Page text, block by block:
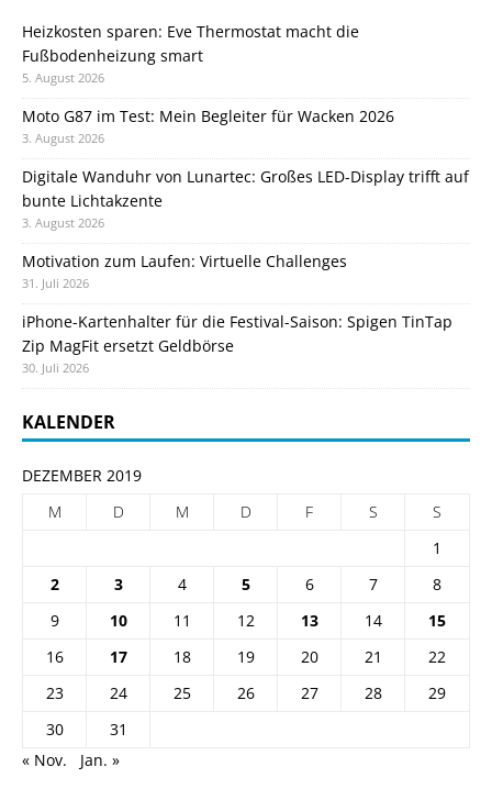
Heizkosten sparen: Eve Thermostat macht die
Fußbodenheizung smart
5. August 2026
Moto G87 im Test: Mein Begleiter für Wacken 2026
3. August 2026
Digitale Wanduhr von Lunartec: Großes LED-Display trifft auf
bunte Lichtakzente
3. August 2026
Motivation zum Laufen: Virtuelle Challenges
31. Juli 2026
iPhone-Kartenhalter für die Festival-Saison: Spigen TinTap
Zip MagFit ersetzt Geldbörse
30. Juli 2026
KALENDER
DEZEMBER 2019
M
D M D F S
S
1
2
3 4 5 6 7
8
9
10 11 12 13 14
15
16
17 18 19 20 21
22
23
24 25 26 27 28
29
30
31
« Nov.
Jan. »